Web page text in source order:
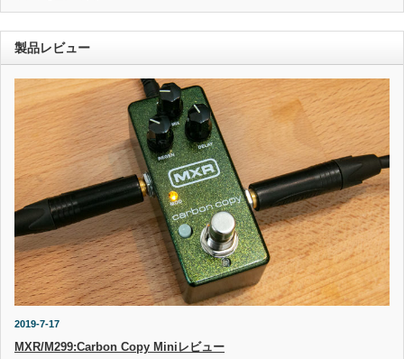
製品レビュー
2019-7-17
MXR/M299:Carbon Copy Miniレビュー